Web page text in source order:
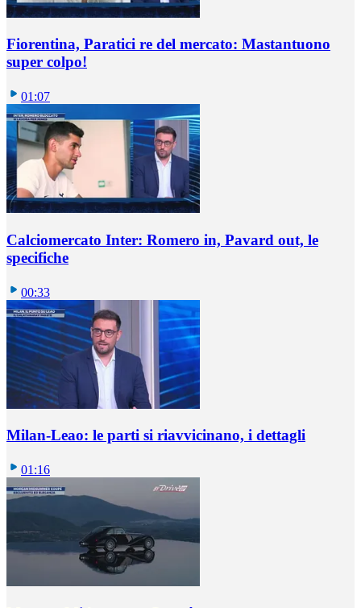
Fiorentina, Paratici re del mercato: Mastantuono
super colpo!
01:07
Calciomercato Inter: Romero in, Pavard out, le
specifiche
00:33
Milan-Leao: le parti si riavvicinano, i dettagli
01:16